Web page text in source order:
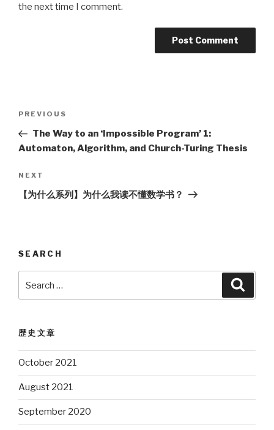
the next time I comment.
Previous
Post
PREVIOUS
The Way to an ‘Impossible Program’ 1:
Automaton, Algorithm, and Church-Turing Thesis
Next
Post
NEXT
【为什么系列】为什么我读不懂数学书？
SEARCH
for:
歴史文章
October 2021
August 2021
September 2020